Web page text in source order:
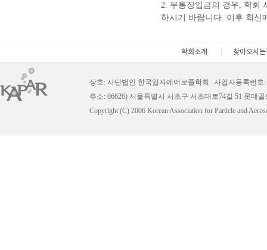
2. 무통장입금의 경우, 학회
하시기 바랍니다. 이후 회신
학회소개 찾아오시는
상호: 사단법인 한국입자에어로졸학회
사업자등록번호
주소: 06626) 서울특별시 서초구 서초대로74길 51 롯데
Copyright (C) 2006 Korean Association for Particle and